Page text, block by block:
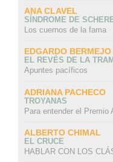
ANA CLAVEL
SÍNDROME DE
Los cuernos de la fama
EDGARDO
EL REVÉS DE LA
Apuntes pacíficos
ADRIANA PACHECO
TROYANAS
Para entender el Premio
ALBERTO CHIMAL
EL CRUCE
HABLAR CON LOS